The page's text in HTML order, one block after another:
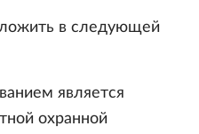
в следующей
является
охранной